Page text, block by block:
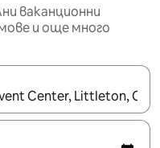
ваканционни
и още много
покажат, използвайте